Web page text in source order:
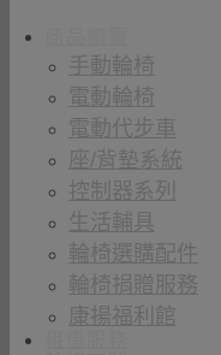
手動輪椅
電動輪椅
電動代步車
座/背墊系統
控制器系列
生活輔具
輪椅選購配件
輪椅捐贈服務
康揚福利館